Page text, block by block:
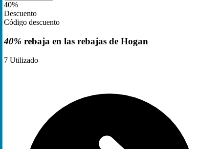
40%
Descuento
Código descuento
40% rebaja en las rebajas de Hogan
7 Utilizado